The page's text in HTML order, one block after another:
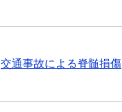
交通事故による脊髄損傷